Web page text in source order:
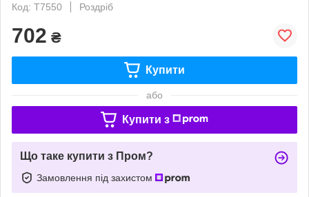
Код: Т7550
Роздріб
702 ₴
Купити
або
Купити з
Що таке купити з Пром?
Замовлення під захистом